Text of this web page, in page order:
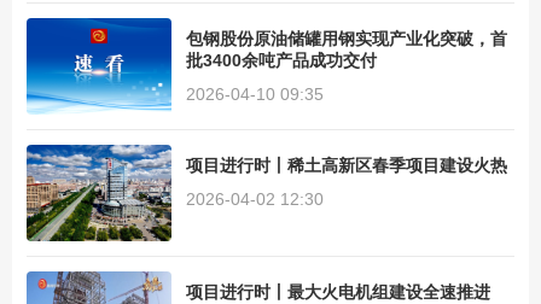
包钢股份原油储罐用钢实现产业化突破，首
批3400余吨产品成功交付
2026-04-10 09:35
项目进行时丨稀土高新区春季项目建设火热
2026-04-02 12:30
项目进行时丨最大火电机组建设全速推进